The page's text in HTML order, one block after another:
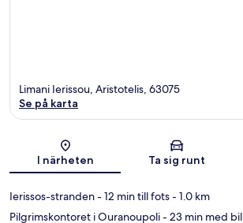
Karta
Limani Ierissou, Aristotelis, 63075
Se på karta
I närheten Ta sig runt
Ierissos-stranden- 12 min till fots- 1.0 km
Pilgrimskontoret i Ouranoupoli- 23 min med bil